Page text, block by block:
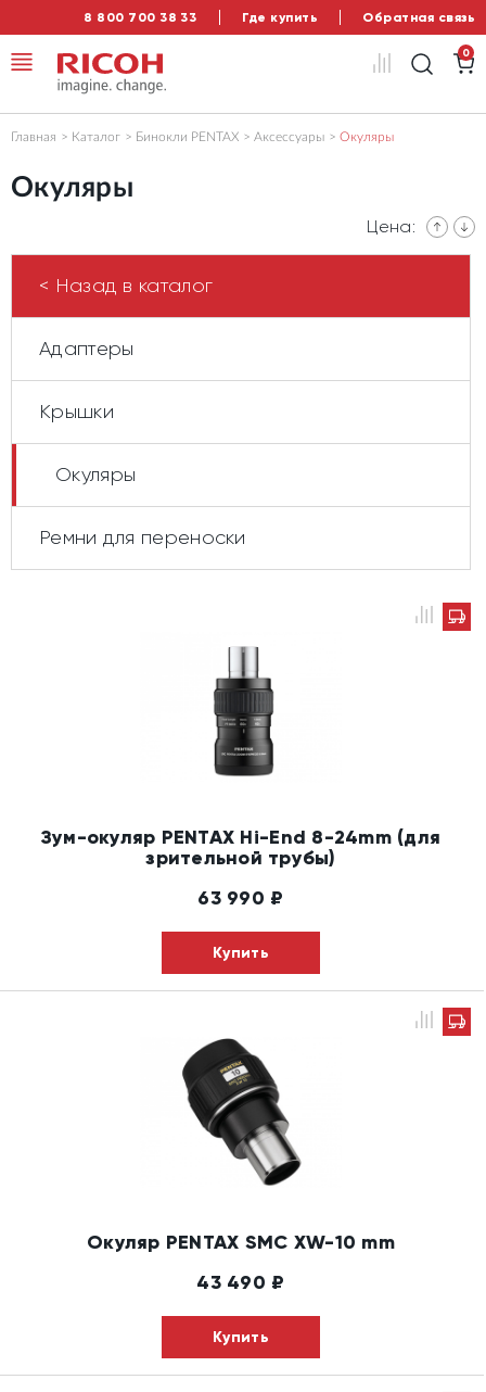
8 800 700 38 33 Где купить Обратная связь
0
Главная Каталог Бинокли PENTAX Аксессуары Окуляры
Окуляры
Цена:
< Назад в каталог
Адаптеры
Крышки
Окуляры
Ремни для переноски
Зум-окуляр PENTAX Hi-End 8-24mm (для
зрительной трубы)
63 990 ₽
Купить
Окуляр PENTAX SMC XW-10 mm
43 490 ₽
Купить